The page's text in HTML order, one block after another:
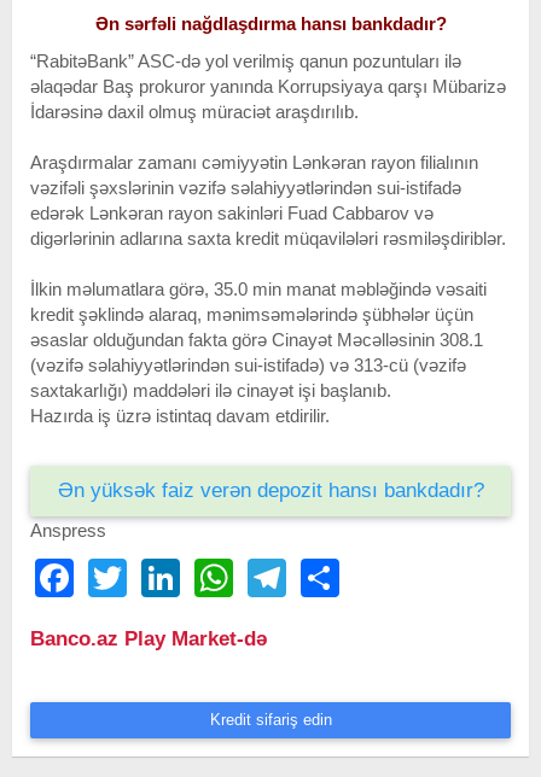
Ən sərfəli nağdlaşdırma hansı bankdadır?
“RabitəBank” ASC-də yol verilmiş qanun pozuntuları ilə
əlaqədar Baş prokuror yanında Korrupsiyaya qarşı Mübarizə
İdarəsinə daxil olmuş müraciət araşdırılıb.
Araşdırmalar zamanı cəmiyyətin Lənkəran rayon filialının
vəzifəli şəxslərinin vəzifə səlahiyyətlərindən sui-istifadə
edərək Lənkəran rayon sakinləri Fuad Cabbarov və
digərlərinin adlarına saxta kredit müqavilələri rəsmiləşdiriblər.
İlkin məlumatlara görə, 35.0 min manat məbləğində vəsaiti
kredit şəklində alaraq, mənimsəmələrində şübhələr üçün
əsaslar olduğundan fakta görə Cinayət Məcəlləsinin 308.1
(vəzifə səlahiyyətlərindən sui-istifadə) və 313-cü (vəzifə
saxtakarlığı) maddələri ilə cinayət işi başlanıb.
Hazırda iş üzrə istintaq davam etdirilir.
Ən yüksək faiz verən depozit hansı bankdadır?
Anspress
FacebookTwitter LinkedIn WhatsAppTelegram
Banco.az Play Market-də
Kredit sifariş edin